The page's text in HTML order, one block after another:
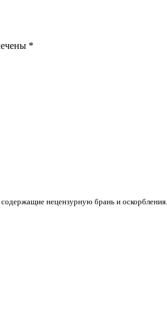
*
нецензурную брань и